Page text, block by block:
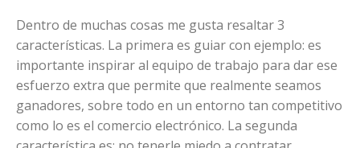
Dentro de muchas cosas me gusta resaltar 3
características. La primera es guiar con ejemplo: es
importante inspirar al equipo de trabajo para dar ese
esfuerzo extra que permite que realmente seamos
ganadores, sobre todo en un entorno tan competitivo
como lo es el comercio electrónico. La segunda